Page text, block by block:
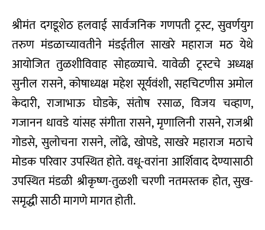
श्रीमंत दगडूशेठ हलवाई सार्वजनिक गणपती ट्रस्ट, सुवर्णयुग
तरुण मंडळाच्यावतीने मंडईतील साखरे महाराज मठ येथे
आयोजित तुळशीविवाह सोहळ्याचे. यावेळी ट्रस्टचे अध्यक्ष
सुनील रासने, कोषाध्यक्ष महेश सूर्यवंशी, सहचिटणीस अमोल
केदारी, राजाभाऊ घोडके, संतोष रसाळ, विजय चव्हाण,
गजानन धावडे यांसह संगीता रासने, मृणालिनी रासने, राजश्री
गोडसे, सुलोचना रासने, लोंढे, खोपडे, साखरे महाराज मठाचे
मोडक परिवार उपस्थित होते. वधू-वरांना आर्शिवाद देण्यासाठी
उपस्थित मंडळी श्रीकृष्ण-तुळशी चरणी नतमस्तक होत, सुख-
समृद्धी साठी मागणे मागत होती.